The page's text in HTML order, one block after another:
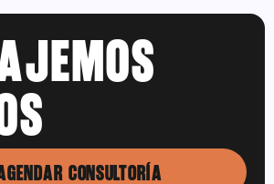
CONSULTORÍA